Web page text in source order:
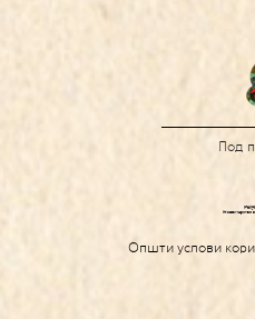
Под
Општи услови